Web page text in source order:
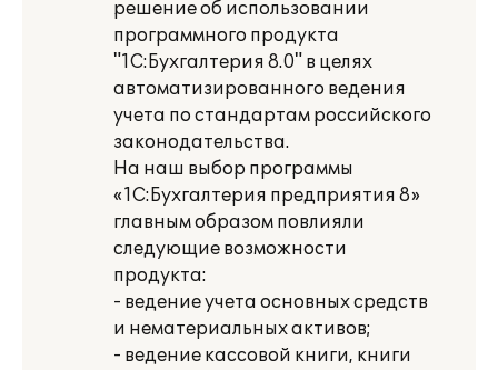
решение об использовании
программного продукта
"1С:Бухгалтерия 8.0" в целях
автоматизированного ведения
учета по стандартам российского
законодательства.
На наш выбор программы
«1С:Бухгалтерия предприятия 8»
главным образом повлияли
следующие возможности
продукта:
- ведение учета основных средств
и нематериальных активов;
- ведение кассовой книги, книги